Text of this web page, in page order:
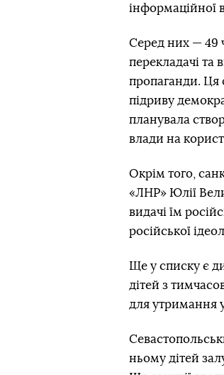
інформаційної
Серед них — 49
перекладачі та
пропаганди. Ця
підриву
планувала
влади на
Окрім того,
«ЛНР» Юлії
видачі їм
російської
Ще у списку є
дітей з
для утримання
ньому дітей